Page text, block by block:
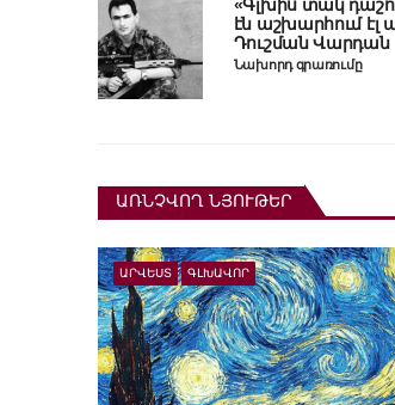
«Գլխիս տակ
էն աշխարհում էլ
Դուշման Վարդան
Նախորդ գրառումը
ԱՌՆՉՎՈՂ ՆՅՈՒԹԵՐ
ԱՐՎԵՍՏ ԳԼԽԱՎՈՐ